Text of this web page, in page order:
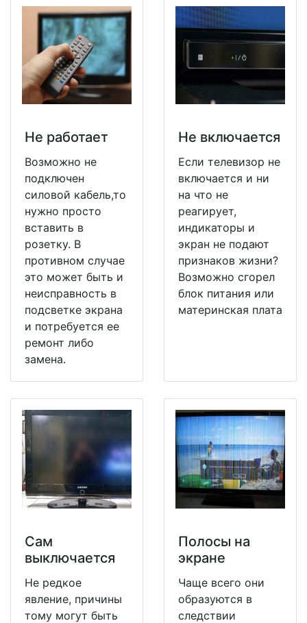
Не работает
Возможно не
подключен
силовой кабель,то
нужно просто
вставить в
розетку. В
противном случае
это может быть и
неисправность в
подсветке экрана
и потребуется ее
ремонт либо
замена.
Не включается
Если телевизор не
включается и ни
на что не
реагирует,
индикаторы и
экран не подают
признаков жизни?
Возможно сгорел
блок питания или
материнская плата
Сам
выключается
Не редкое
явление, причины
тому могут быть
Полосы на
экране
Чаще всего они
образуются в
следствии